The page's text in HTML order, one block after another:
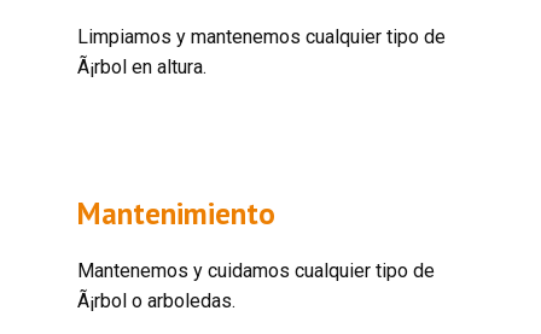
Limpiamos y mantenemos cualquier tipo de
Ã¡rbol en altura.
Mantenimiento
Mantenemos y cuidamos cualquier tipo de
Ã¡rbol o arboledas.